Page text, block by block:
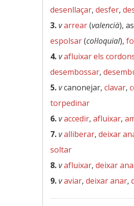
desenllaçar, desfer,
3.varrear(valencià),
espolsar(col·loquial),
4.vafluixar els
desembossar,
5.vcanonejar, clavar,
torpedinar
6.vaccedir, afluixar,
7.valliberar, deixar
soltar
8.vafluixar, deixar
9.vaviar, deixar anar,